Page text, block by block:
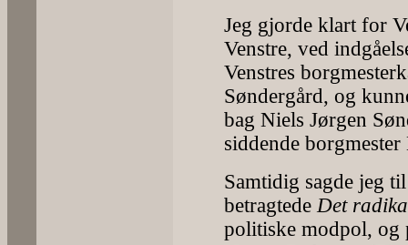
Jeg gjorde klart for
Venstre, ved
Venstres
Søndergård, og
bag Niels Jørgen
siddende
Samtidig sagde jeg
betragtedeDet
politiske modpol, og